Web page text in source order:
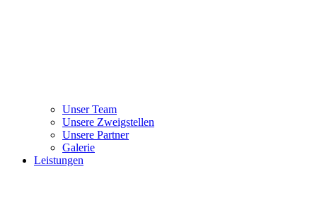
Unser Team
Unsere Zweigstellen
Unsere Partner
Galerie
Leistungen